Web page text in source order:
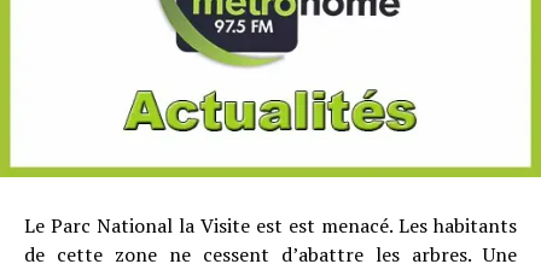
Le Parc National la Visite est est menacé. Les habitants
de cette zone ne cessent d’abattre les arbres. Une